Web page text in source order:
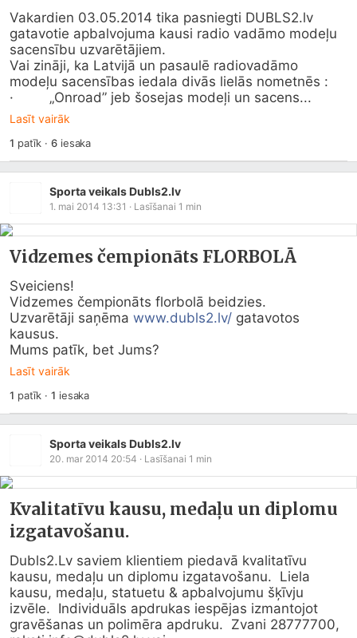
Vakardien 03.05.2014 tika pasniegti DUBLS2.lv
gatavotie apbalvojuma kausi radio vadāmo modeļu
sacensību uzvarētājiem.
Vai zināji, ka Latvijā un pasaulē radiovadāmo
modeļu sacensības iedala divās lielās nometnēs :
·         „Onroad” jeb šosejas modeļi un sacens...
Lasīt vairāk
1 patīk ·6iesaka
Sporta veikals Dubls2.lv
1. mai 2014 13:31 · Lasīšanai 1 min
Vidzemes čempionāts FLORBOLĀ
Sveiciens!
Vidzemes čempionāts florbolā beidzies.
Uzvarētāji saņēma www.dubls2.lv/ gatavotos
kausus.
Mums patīk, bet Jums?
Lasīt vairāk
1 patīk ·1 iesaka
Sporta veikals Dubls2.lv
20. mar 2014 20:54 · Lasīšanai 1 min
Kvalitatīvu kausu, medaļu un diplomu
izgatavošanu.
Dubls2.Lv saviem klientiem piedavā kvalitatīvu
kausu, medaļu un diplomu izgatavošanu.  Liela
kausu, medaļu, statuetu & apbalvojumu šķīvju
izvēle.  Individuāls apdrukas iespējas izmantojot
gravēšanas un polimēra apdruku.  Zvani 28777700,